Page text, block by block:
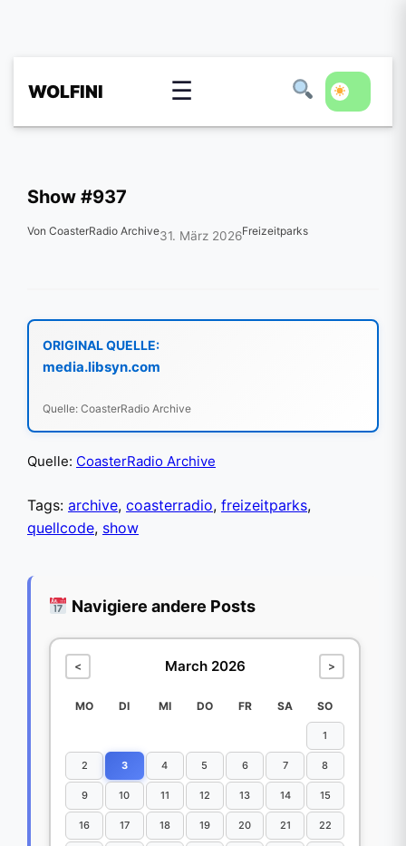
WOLFINI ☰
Show #937
Von CoasterRadio Archive31. März 2026Freizeitparks
ORIGINAL QUELLE:
media.libsyn.com
Quelle: CoasterRadio Archive
Quelle: CoasterRadio Archive
Tags: archive, coasterradio, freizeitparks,
quellcode, show
Navigiere andere Posts
< March 2026 >
MO DI MI DO FR SA SO
1
2 3 4 5 6 7 8
9 10 11 12 13 14 15
16 17 18 19 20 21 22